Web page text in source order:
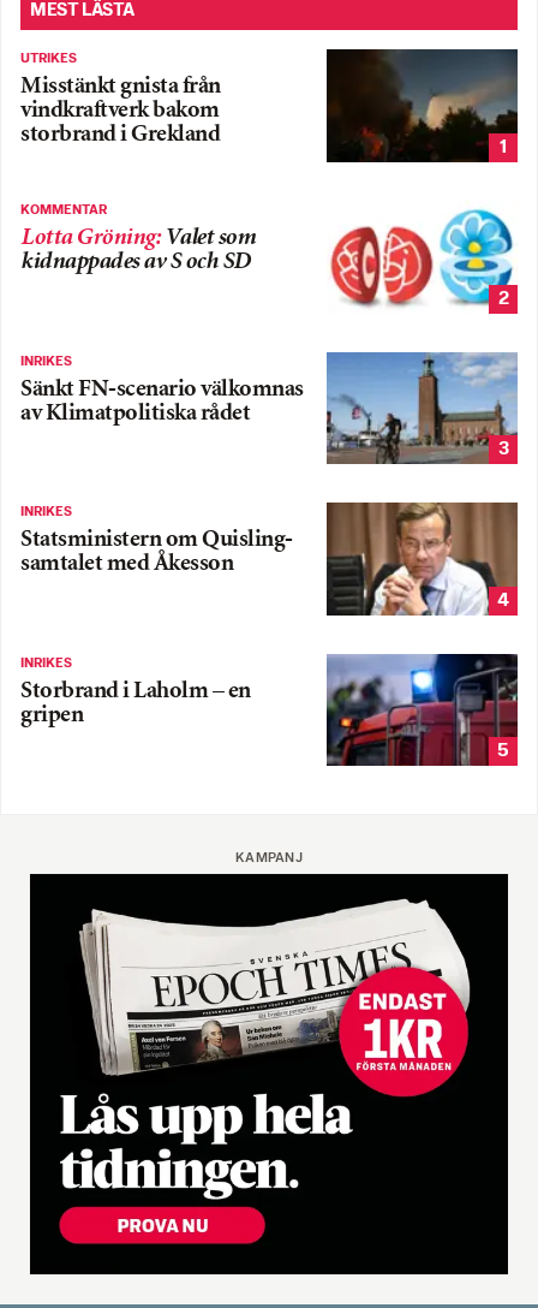
MEST LÄSTA
UTRIKES
Misstänkt gnista från
vindkraftverk bakom
storbrand i Grekland
1
KOMMENTAR
Lotta Gröning: Valet som
kidnappades av S och SD
2
INRIKES
Sänkt FN-scenario välkomnas
av Klimatpolitiska rådet
3
INRIKES
Statsministern om Quisling-
samtalet med Åkesson
4
INRIKES
Storbrand i Laholm – en
gripen
5
KAMPANJ